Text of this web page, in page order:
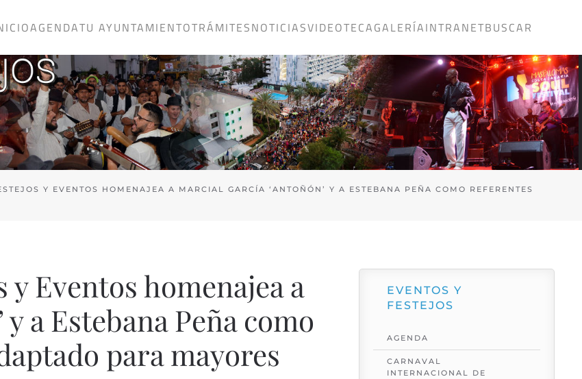
AGENDATU AYUNTAMIENTOTRÁMITESNOTICIASVIDEOTECAGALERÍAINTRANETBUSCAR
Y EVENTOS HOMENAJEA A MARCIAL GARCÍA ‘ANTOÑÓN’ Y A ESTEBANA PEÑA COMO REFERENTES
y Eventos homenajea a
a Estebana Peña como
para mayores
EVENTOS Y
FESTEJOS
AGENDA
CARNAVAL
INTERNACIONAL DE